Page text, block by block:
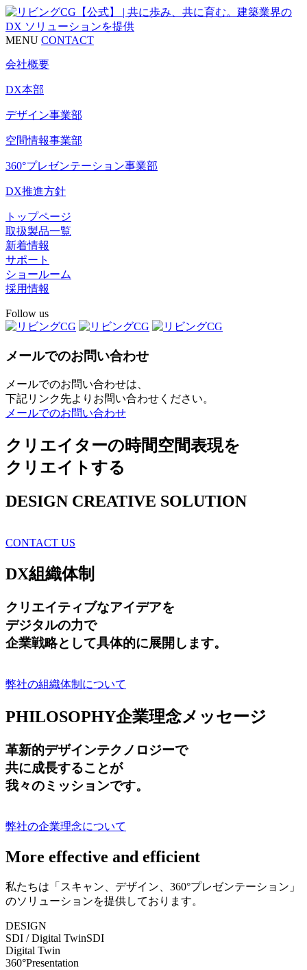
MENU CONTACT
会社概要
DX本部
デザイン事業部
空間情報事業部
360°プレゼンテーション事業部
DX推進方針
トップページ
取扱製品一覧
新着情報
サポート
ショールーム
採用情報
Follow us
メールでのお問い合わせ
メールでのお問い合わせは、
下記リンク先よりお問い合わせください。
メールでのお問い合わせ
クリエイターの時間空間表現を
クリエイトする
DESIGN CREATIVE SOLUTION
CONTACT US
DX組織体制
クリエイティブなアイデアを
デジタルの力で
企業戦略として具体的に展開します。
弊社の組織体制について
PHILOSOPHY企業理念メッセージ
革新的デザインテクノロジーで
共に成長することが
我々のミッションです。
弊社の企業理念について
More effective and efficient
私たちは「スキャン、デザイン、360°プレゼンテーション」
のソリューションを提供しております。
DESIGN
SDI / Digital TwinSDI
Digital Twin
360°Presentation